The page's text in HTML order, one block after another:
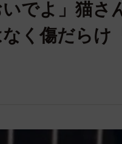
いでよ」猫
く傷だらけ